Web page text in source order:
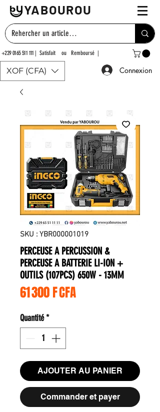
YABOUROU
+229 0165 511 111 | Satisfait ou Remboursé |
XOF (CFA) Connexion
SKU : YBR000001019
PERCEUSE A PERCUSSION &
PERCEUSE A BATTERIE LI-ION +
OUTILS (107PCS) 650W - 13MM
61 300 F CFAPrix
Quantité*
AJOUTER AU PANIER
Commander et payer